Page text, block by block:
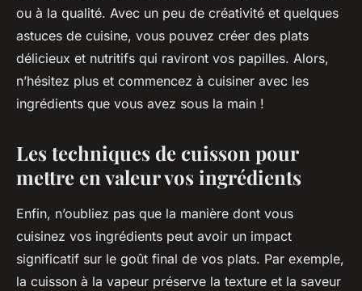
ou à la qualité. Avec un peu de créativité et quelques
astuces de cuisine, vous pouvez créer des plats
délicieux et nutritifs qui raviront vos papilles. Alors,
n’hésitez plus et commencez à cuisiner avec les
ingrédients que vous avez sous la main !
Les techniques de cuisson pour
mettre en valeur vos ingrédients
Enfin, n’oubliez pas que la manière dont vous
cuisinez vos ingrédients peut avoir un impact
significatif sur le goût final de vos plats. Par exemple,
la cuisson à la vapeur préserve la texture et la saveur